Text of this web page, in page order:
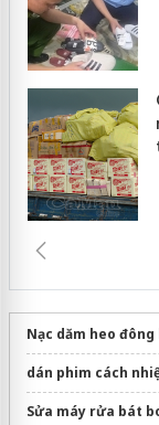
Nạc dăm heo đông
dán phim cách
Sửa máy rửa bát